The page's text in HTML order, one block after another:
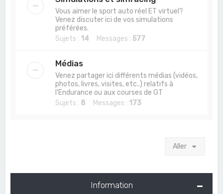
Vous aimer le sport auto réel ET virtuel?
Venez discuter ici de vos simulations
préférées.
Sujets : 14 Messages : 577
Médias
Venez partager ici différents médias (vidéos,
photos, livres, visites, etc..) relatifs à
l'Endurance ou aux courses de GT
Sujets : 8 Messages : 173
Aller
Information